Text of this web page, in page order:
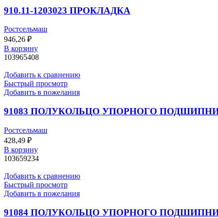
910.11-1203023 ПРОКЛАДКА
Ростсельмаш
946,26 ₽
В корзину
103965408
Добавить к сравнению
Быстрый просмотр
Добавить в пожелания
91083 ПОЛУКОЛЬЦО УПОРНОГО
Ростсельмаш
428,49 ₽
В корзину
103659234
Добавить к сравнению
Быстрый просмотр
Добавить в пожелания
91084 ПОЛУКОЛЬЦО УПОРНОГО